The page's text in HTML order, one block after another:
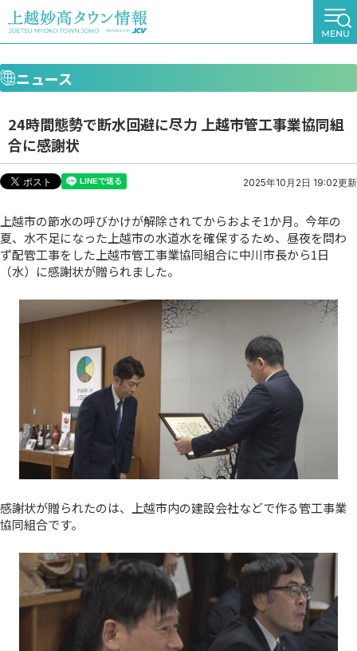
ニュース
24時間態勢で断水回避に尽力 上越市管工事業協同組
合に感謝状
2025年10月2日 19:02更新
上越市の節水の呼びかけが解除されてからおよそ1か月。今年の
夏、水不足になった上越市の水道水を確保するため、昼夜を問わ
ず配管工事をした上越市管工事業協同組合に中川市長から1日
（水）に感謝状が贈られました。
感謝状が贈られたのは、上越市内の建設会社などで作る管工事業
協同組合です。